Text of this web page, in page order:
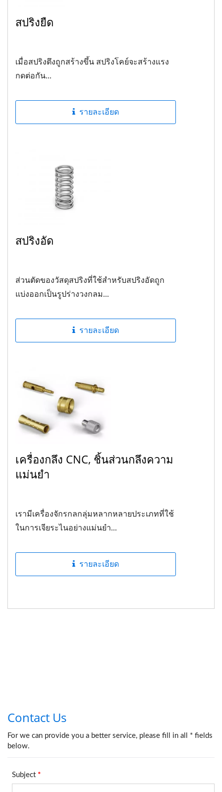
สปริงยืด
เมื่อสปริงตึงถูกสร้างขึ้น สปริงโคย์จะสร้างแรง
กดต่อกัน...
รายละเอียด
สปริงอัด
ส่วนตัดของวัสดุสปริงที่ใช้สำหรับสปริงอัดถูก
แบ่งออกเป็นรูปร่างวงกลม...
รายละเอียด
เครื่องกลึง CNC, ชิ้นส่วนกลึงความ
แม่นยำ
เรามีเครื่องจักรกลกลุ่มหลากหลายประเภทที่ใช้
ในการเจียระไนอย่างแม่นยำ...
รายละเอียด